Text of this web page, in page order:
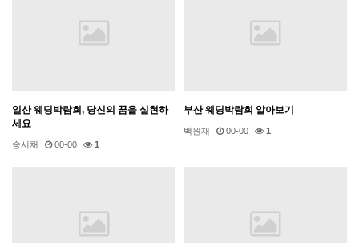
일산 웨딩박람회, 당신의 꿈을 실현하
세요
송시채 00-00 1
부산 웨딩박람회 알아보기
백원재 00-00 1